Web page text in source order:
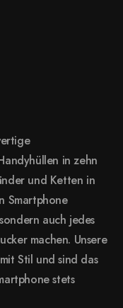
in zehn
und Ketten in
Smartphone
auch jedes
machen. Unsere
Stil und sind das
stets